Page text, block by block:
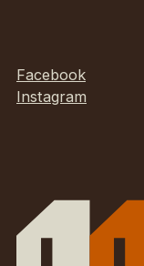
Facebook
Instagram